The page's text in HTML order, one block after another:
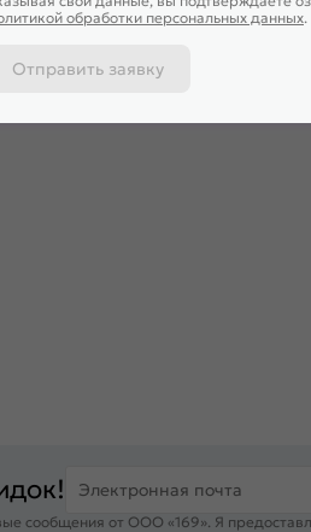
свои
Электронная почта
сообщения от ООО «169». Я
обработки персональных данных.
Отправить заявку